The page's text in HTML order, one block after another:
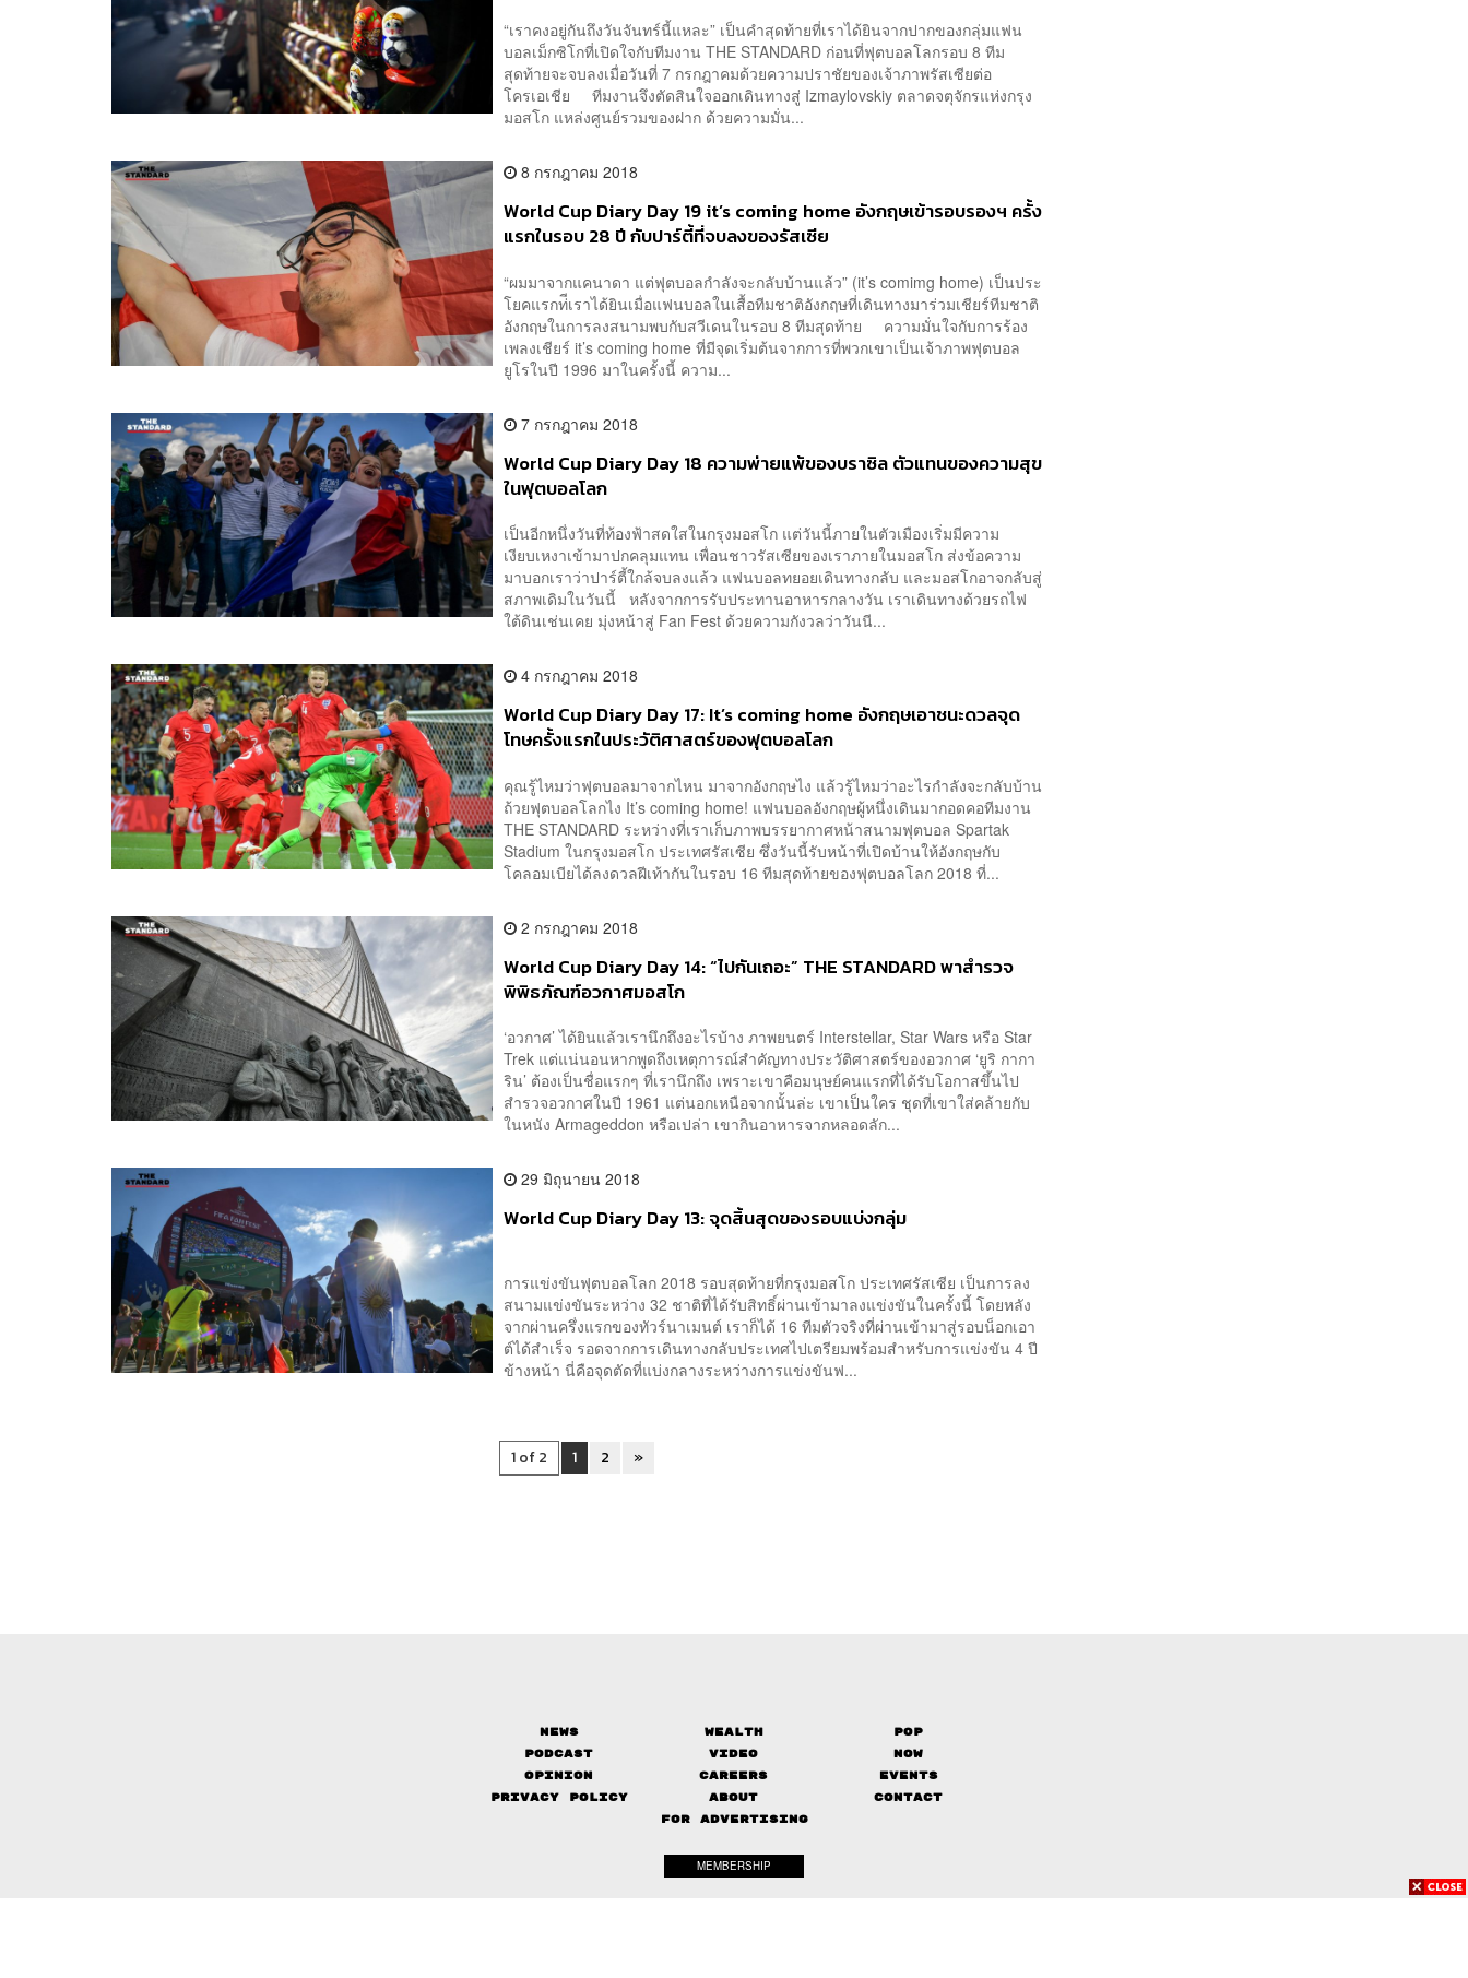
“เราคงอยู่กันถึงวันจันทร์นี้แหละ” เป็นคำสุดท้ายที่เราได้ยินจากปากของกลุ่มแฟน
บอลเม็กซิโกที่เปิดใจกับทีมงาน THE STANDARD ก่อนที่ฟุตบอลโลกรอบ 8 ทีม
สุดท้ายจะจบลงเมื่อวันที่ 7 กรกฎาคมด้วยความปราชัยของเจ้าภาพรัสเซียต่อ
โครเอเชีย ทีมงานจึงตัดสินใจออกเดินทางสู่ Izmaylovskiy ตลาดจตุจักรแห่งกรุง
มอสโก แหล่งศูนย์รวมของฝาก ด้วยความมั่น...
8 กรกฎาคม 2018
World Cup Diary Day 19 it’s coming home อังกฤษเข้ารอบรองฯ ครั้ง
แรกในรอบ 28 ปี กับปาร์ตี้ที่จบลงของรัสเซีย
“ผมมาจากแคนาดา แต่ฟุตบอลกำลังจะกลับบ้านแล้ว” (it’s comimg home) เป็นประ
โยคแรกท่ีเราได้ยินเมื่อแฟนบอลในเสื้อทีมชาติอังกฤษที่เดินทางมาร่วมเชียร์ทีมชาติ
อังกฤษในการลงสนามพบกับสวีเดนในรอบ 8 ทีมสุดท้าย ความมั่นใจกับการร้อง
เพลงเชียร์ it’s coming home ที่มีจุดเริ่มต้นจากการที่พวกเขาเป็นเจ้าภาพฟุตบอล
ยูโรในปี 1996 มาในครั้งนี้ ความ...
7 กรกฎาคม 2018
World Cup Diary Day 18 ความพ่ายแพ้ของบราซิล ตัวแทนของความสุข
ในฟุตบอลโลก
เป็นอีกหนึ่งวันที่ท้องฟ้าสดใสในกรุงมอสโก แต่วันนี้ภายในตัวเมืองเริ่มมีความ
เงียบเหงาเข้ามาปกคลุมแทน เพื่อนชาวรัสเซียของเราภายในมอสโก ส่งข้อความ
มาบอกเราว่าปาร์ตี้ใกล้จบลงแล้ว แฟนบอลทยอยเดินทางกลับ และมอสโกอาจกลับสู่
สภาพเดิมในวันนี้ หลังจากการรับประทานอาหารกลางวัน เราเดินทางด้วยรถไฟ
ใต้ดินเช่นเคย มุ่งหน้าสู่ Fan Fest ด้วยความกังวลว่าวันนี...
4 กรกฎาคม 2018
World Cup Diary Day 17: It’s coming home อังกฤษเอาชนะดวลจุด
โทษครั้งแรกในประวัติศาสตร์ของฟุตบอลโลก
คุณรู้ไหมว่าฟุตบอลมาจากไหน มาจากอังกฤษไง แล้วรู้ไหมว่าอะไรกำลังจะกลับบ้าน
ถ้วยฟุตบอลโลกไง It’s coming home! แฟนบอลอังกฤษผู้หนึ่งเดินมากอดคอทีมงาน
THE STANDARD ระหว่างที่เราเก็บภาพบรรยากาศหน้าสนามฟุตบอล Spartak
Stadium ในกรุงมอสโก ประเทศรัสเซีย ซึ่งวันนี้รับหน้าที่เปิดบ้านให้อังกฤษกับ
โคลอมเบียได้ลงดวลฝีเท้ากันในรอบ 16 ทีมสุดท้ายของฟุตบอลโลก 2018 ที่...
2 กรกฎาคม 2018
World Cup Diary Day 14: “ไปกันเถอะ” THE STANDARD พาสำรวจ
พิพิธภัณฑ์อวกาศมอสโก
‘อวกาศ’ ได้ยินแล้วเรานึกถึงอะไรบ้าง ภาพยนตร์ Interstellar, Star Wars หรือ Star
Trek แต่แน่นอนหากพูดถึงเหตุการณ์สำคัญทางประวัติศาสตร์ของอวกาศ ‘ยูริ กากา
ริน’ ต้องเป็นชื่อแรกๆ ที่เรานึกถึง เพราะเขาคือมนุษย์คนแรกที่ได้รับโอกาสขึ้นไป
สำรวจอวกาศในปี 1961 แต่นอกเหนือจากนั้นล่ะ เขาเป็นใคร ชุดที่เขาใส่คล้ายกับ
ในหนัง Armageddon หรือเปล่า เขากินอาหารจากหลอดลัก...
29 มิถุนายน 2018
World Cup Diary Day 13: จุดสิ้นสุดของรอบแบ่งกลุ่ม
การแข่งขันฟุตบอลโลก 2018 รอบสุดท้ายที่กรุงมอสโก ประเทศรัสเซีย เป็นการลง
สนามแข่งขันระหว่าง 32 ชาติที่ได้รับสิทธิ์ผ่านเข้ามาลงแข่งขันในครั้งนี้ โดยหลัง
จากผ่านครึ่งแรกของทัวร์นาเมนต์ เราก็ได้ 16 ทีมตัวจริงที่ผ่านเข้ามาสู่รอบน็อกเอา
ต์ได้สำเร็จ รอดจากการเดินทางกลับประเทศไปเตรียมพร้อมสำหรับการแข่งขัน 4 ปี
ข้างหน้า นี่คือจุดตัดที่แบ่งกลางระหว่างการแข่งขันฟ...
1 of 2 1 2 »
News Wealth
Pop
Podcast
Video
Now
Opinion
Careers
Events
Privacy Policy
About
Contact
FOR ADVERTISING
MEMBERSHIP